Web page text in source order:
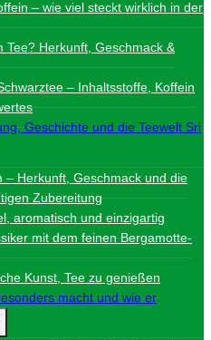
– wie viel steckt wirklich in der
Tee? Herkunft, Geschmack &
– Inhaltsstoffe, Koffein
Geschichte und die Teewelt Sri
– Herkunft, Geschmack und die
Zubereitung
aromatisch und einzigartig
mit dem feinen Bergamotte-
Kunst, Tee zu genießen
macht und wie er